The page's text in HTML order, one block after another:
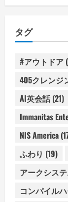
タグ
#アウトドア
405クレンジ
AI英会話(21)
Immanitas
NIS America
ふわり (19)
アークシス
コンパイル